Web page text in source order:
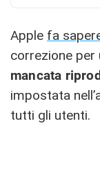
Apple fa
correzione per
mancata
impostata
tutti gli utenti.